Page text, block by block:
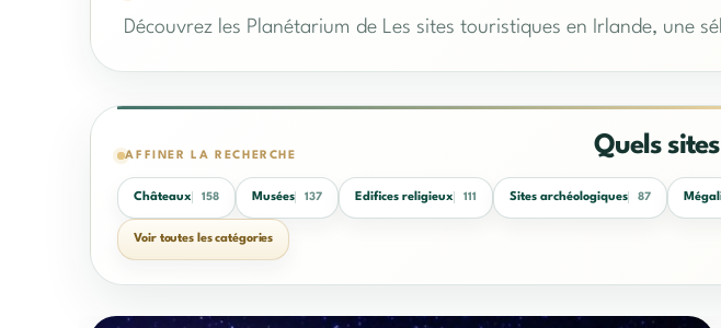
Découvrez les Planétarium de Les sites touristiques en Irlande, une
AFFINER LA RECHERCHE Quels
Châteaux 158 Musées 137 Edifices religieux 111 Sites archéologiques 87
Voir toutes les catégories